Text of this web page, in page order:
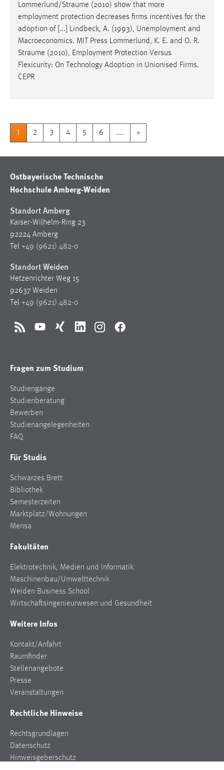
Lommerlund/Straume (2010) show that more
employment protection decreases firms incentives for the
adoption of [...] Lindbeck, A. (1993), Unemployment and
Macroeconomics. MIT Press Lommerlund, K. E. and O. R.
Straume (2010), Employment Protection Versus
Flexicurity: On Technology Adoption in Unionised Firms.
CEPR
1 2 3 4 5 6 .... »
Ostbayerische Technische
Hochschule Amberg-Weiden
Standort Amberg
Kaiser-Wilhelm-Ring 23
92224 Amberg
Tel +49 (9621) 482-0
Standort Weiden
Hetzenrichter Weg 15
92637 Weiden
Tel +49 (9621) 482-0
RSS YouTubeXing LinkedInInstagramFacebook
Fragen zum Studium
Studiengänge
Studienberatung
Bewerben
Studienangelegenheiten
FAQ
Für Studis
Schwarzes Brett
Bibliothek
Semesterzeiten
Marktplatz/Wohnungen
Mensa
Fakultäten
Elektrotechnik, Medien und Informatik
Maschinenbau/Umwelttechnik
Weiden Business School
Wirtschaftsingenieurwesen und Gesundheit
Weitere Infos
Kontakt/Anfahrt
Raumfinder
Stellenangebote
Presse
Veranstaltungen
Rechtliche Hinweise
Rechtsgrundlagen
Datenschutz
Hinweisgeberschutz